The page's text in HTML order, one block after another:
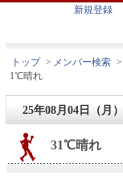
新規登録
トップ > メンバー検索 >
1℃晴れ
25年08月04日（月）
31℃晴れ